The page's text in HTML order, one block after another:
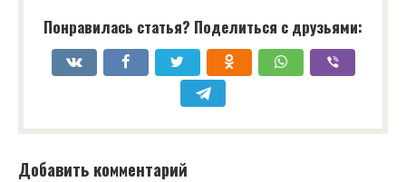
Понравилась статья? Поделиться с друзьями:
Добавить комментарий